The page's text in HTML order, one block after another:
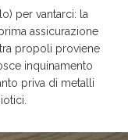
per vantarci: la
assicurazione
propoli proviene
inquinamento
priva di metalli